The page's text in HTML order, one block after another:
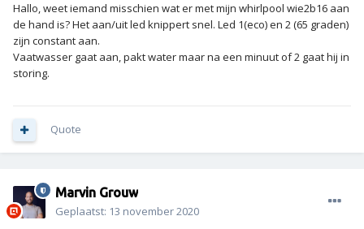
Hallo, weet iemand misschien wat er met mijn whirlpool wie2b16 aan
de hand is? Het aan/uit led knippert snel. Led 1(eco) en 2 (65 graden)
zijn constant aan.
Vaatwasser gaat aan, pakt water maar na een minuut of 2 gaat hij in
storing.
Quote
Marvin Grouw
Geplaatst: 13 november 2020